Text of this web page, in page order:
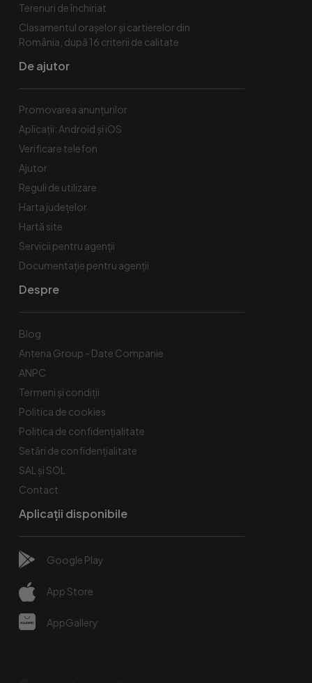
Terenuri de închiriat
Clasamentul orașelor și cartierelor din
România, după 16 criterii de calitate
De ajutor
Promovarea anunțurilor
Aplicații: Android și iOS
Verificare telefon
Ajutor
Reguli de utilizare
Harta județelor
Hartă site
Servicii pentru agenții
Documentație pentru agenții
Despre
Blog
Antena Group - Date Companie
ANPC
Termeni și condiții
Politica de cookies
Politica de confidențialitate
Setări de confidențialitate
SAL și SOL
Contact
Aplicații disponibile
Google Play
App Store
AppGallery